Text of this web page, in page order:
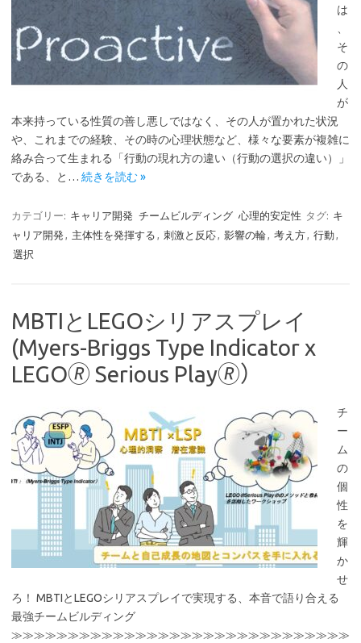
は
そ
の
人
が
本来持っている性質の善し悪しではなく、その人が置かれた状況
や、これまでの経験、その時の心理状態など、様々な要素が複雑に
絡み合って生まれる「行動の現れ方の違い（行動の選択の違い）」
である、と… 続きを読む »
カテゴリー: キャリア開発 チームビルディング 心理的安定性 タグ: キ
ャリア開発 , 主体性を発揮する , 刺激と反応, 影響の輪, 考え方, 行動 ,
選択
MBTIとLEGOシリアスプレイ
(Myers-Briggs Type Indicator x
LEGO🄬 Serious Play🄬）
チ
ー
ム
の
個
性
を
輝
か
せ
ろ！ MBTIとLEGOシリアスプレイで実現する、本音で語り合える
最強チームビルディング
≫≫≫≫≫≫≫≫≫≫≫≫≫≫≫≫≫≫≫≫≫≫≫≫≫≫≫≫≫≫